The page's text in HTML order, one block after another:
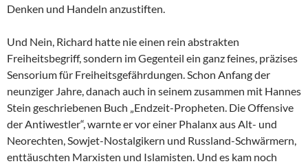
Denken und Handeln anzustiften.
Und Nein, Richard hatte nie einen rein abstrakten
Freiheitsbegriff, sondern im Gegenteil ein ganz feines, präzises
Sensorium für Freiheitsgefährdungen. Schon Anfang der
neunziger Jahre, danach auch in seinem zusammen mit Hannes
Stein geschriebenen Buch „Endzeit-Propheten. Die Offensive
der Antiwestler“, warnte er vor einer Phalanx aus Alt- und
Neorechten, Sowjet-Nostalgikern und Russland-Schwärmern,
enttäuschten Marxisten und Islamisten. Und es kam noch